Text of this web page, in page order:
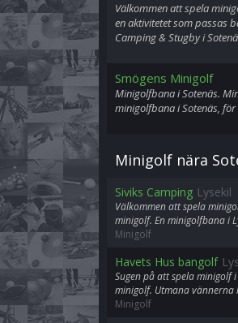
Välkommen att spela
en aktivitetet som passas
Camping & Stugby i
Smögens Minigolf
Minigolfbana i Sotenäs.
minigolfbana i Sotenäs,
Minigolf nära
Siviks Camping Lysekil
Välkommen att spela
minigolf. En minigolfbana i
Minigolf
Havets Hus bangolf
Sugen på att spela minigolf
minigolf. Utmana vännerna
Minigolf